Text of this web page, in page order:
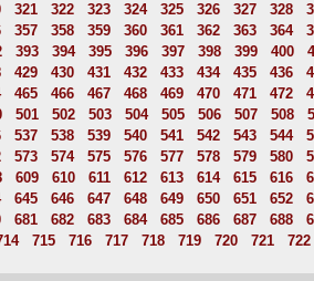
321 322 323 324 325 326 327 328
357 358 359 360 361 362 363 364
393 394 395 396 397 398 399 400
429 430 431 432 433 434 435 436
465 466 467 468 469 470 471 472
501 502 503 504 505 506 507 508
537 538 539 540 541 542 543 544
573 574 575 576 577 578 579 580
609 610 611 612 613 614 615 616
645 646 647 648 649 650 651 652
681 682 683 684 685 686 687 688
715 716 717 718 719 720 721 722